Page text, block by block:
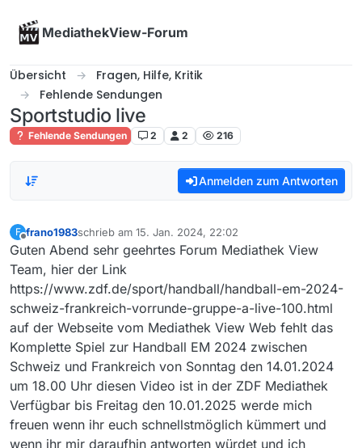
MediathekView-Forum
Übersicht
Fragen, Hilfe, Kritik
Fehlende Sendungen
Sportstudio live
Fehlende Sendungen 2 2 216
Anmelden zum Antworten
F
Offline
frano1983schrieb am 15. Jan. 2024, 22:02
zuletzt editiert von
Guten Abend sehr geehrtes Forum Mediathek View
Team, hier der Link
https://www.zdf.de/sport/handball/handball-em-2024-
schweiz-frankreich-vorrunde-gruppe-a-live-100.html
auf der Webseite vom Mediathek View Web fehlt das
Komplette Spiel zur Handball EM 2024 zwischen
Schweiz und Frankreich von Sonntag den 14.01.2024
um 18.00 Uhr diesen Video ist in der ZDF Mediathek
Verfügbar bis Freitag den 10.01.2025 werde mich
freuen wenn ihr euch schnellstmöglich kümmert und
wenn ihr mir daraufhin antworten würdet und ich